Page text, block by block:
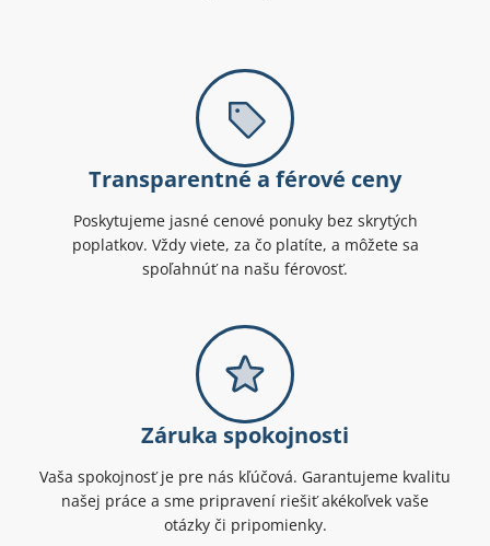
Transparentné a férové ceny
Poskytujeme jasné cenové ponuky bez skrytých
poplatkov. Vždy viete, za čo platíte, a môžete sa
spoľahnúť na našu férovosť.
Záruka spokojnosti
Vaša spokojnosť je pre nás kľúčová. Garantujeme kvalitu
našej práce a sme pripravení riešiť akékoľvek vaše
otázky či pripomienky.